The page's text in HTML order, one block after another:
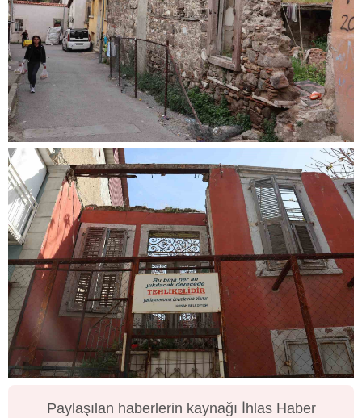
Paylaşılan haberlerin kaynağı İhlas Haber